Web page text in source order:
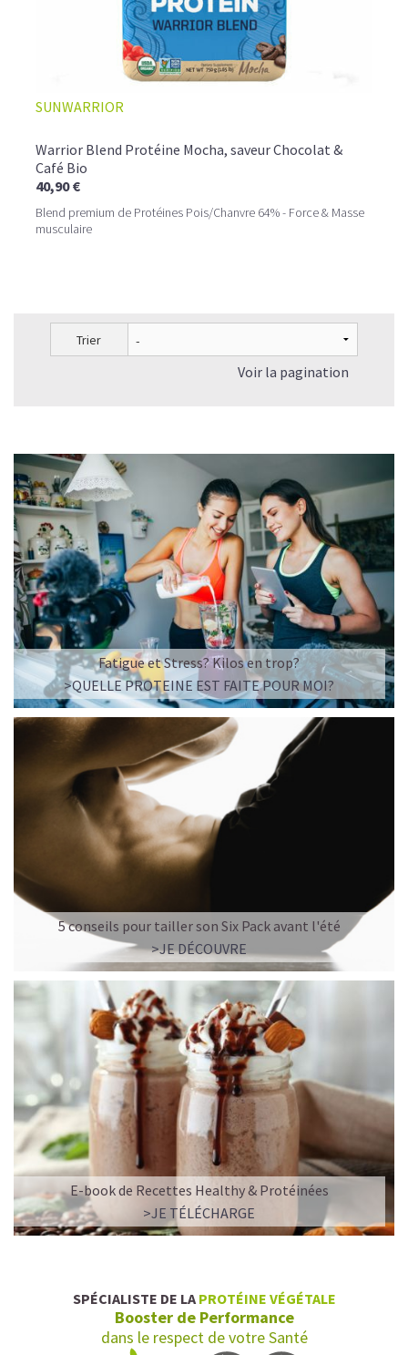
SUNWARRIOR
Warrior Blend Protéine Mocha, saveur Chocolat &
Café Bio
40,90 €
Blend premium de Protéines Pois/Chanvre 64% - Force & Masse
musculaire
Trier
Voir la pagination
Fatigue et Stress? Kilos en trop?
>QUELLE PROTEINE EST FAITE POUR MOI?
5 conseils pour tailler son Six Pack avant l'été
>JE DÉCOUVRE
E-book de Recettes Healthy & Protéinées
>JE TÉLÉCHARGE
SPÉCIALISTE DE LA PROTÉINE VÉGÉTALE
Booster de Performance
dans le respect de votre Santé